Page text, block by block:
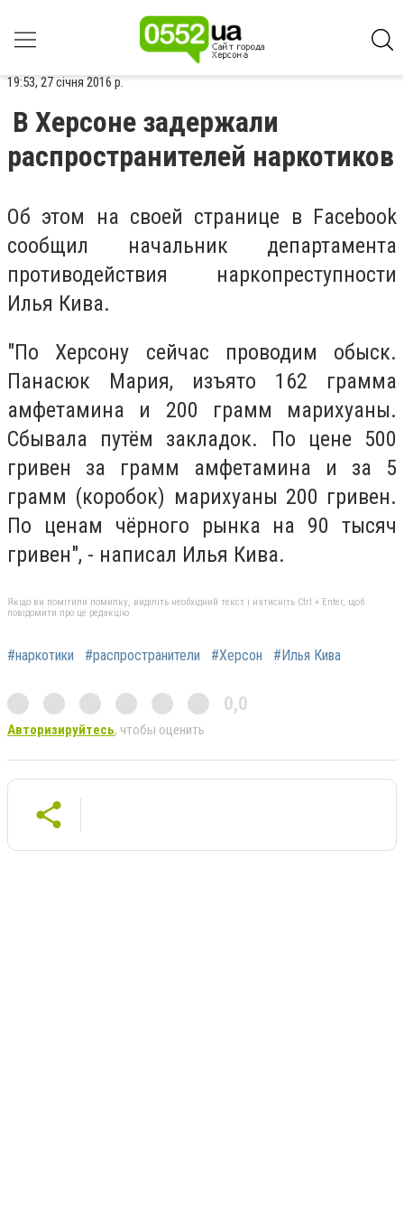
19:53, 27 січня 2016 р.
В Херсоне задержали
распространителей наркотиков
Об этом на своей странице в Facebook
сообщил начальник департамента
противодействия наркопреступности
Илья Кива.
"По Херсону сейчас проводим обыск.
Панасюк Мария, изъято 162 грамма
амфетамина и 200 грамм марихуаны.
Сбывала путём закладок. По цене 500
гривен за грамм амфетамина и за 5
грамм (коробок) марихуаны 200 гривен.
По ценам чёрного рынка на 90 тысяч
гривен", - написал Илья Кива.
Якщо ви помітили помилку, виділіть необхідний текст і натисніть Ctrl + Enter, щоб
повідомити про це редакцію
#наркотики #распространители #Херсон #Илья Кива
0,0
Авторизируйтесь, чтобы оценить